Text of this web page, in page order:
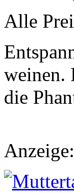
Alle
weinen.
die
Anzeige: